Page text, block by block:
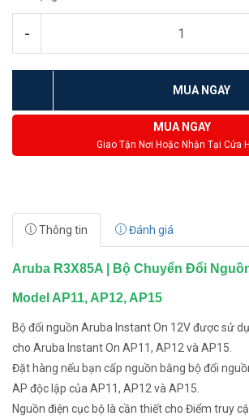
-
MUA NGAY
MUA NGAY
Giao Tận Nơi Hoặc Nhận Tại Cửa
Thông tin Đánh giá
Aruba R3X85A | Bộ Chuyển Đổi
Model AP11, AP12, AP15
Bộ đổi nguồn Aruba Instant On 12V được sử
cho Aruba Instant On AP11, AP12 và AP15.
Đặt hàng nếu bạn cấp nguồn bằng bộ đổi
AP độc lập của AP11, AP12 và AP15.
Nguồn điện cục bộ là cần thiết cho Điểm truy